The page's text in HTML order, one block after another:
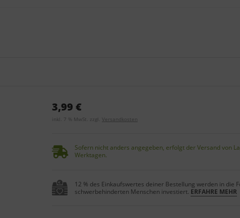
3,99 €
inkl. 7 % MwSt. zzgl. Versandkosten
Sofern nicht anders angegeben, erfolgt der Versand von
Werktagen.
12 % des Einkaufswertes deiner Bestellung werden in die
schwerbehinderten Menschen investiert. ERFAHRE MEHR